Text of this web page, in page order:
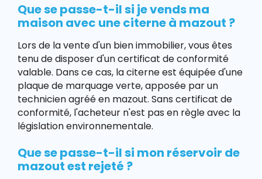
Que se passe-t-il si je vends ma
maison avec une citerne à mazout ?
Lors de la vente d'un bien immobilier, vous êtes
tenu de disposer d'un certificat de conformité
valable. Dans ce cas, la citerne est équipée d'une
plaque de marquage verte, apposée par un
technicien agréé en mazout. Sans certificat de
conformité, l'acheteur n'est pas en règle avec la
législation environnementale.
Que se passe-t-il si mon réservoir de
mazout est rejeté ?